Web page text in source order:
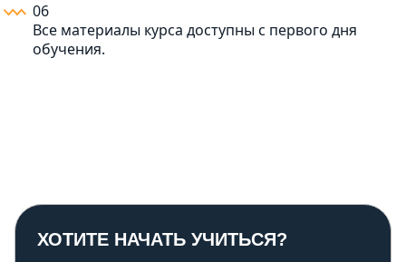
06
Все материалы курса доступны с первого дня
обучения.
ХОТИТЕ НАЧАТЬ УЧИТЬСЯ?